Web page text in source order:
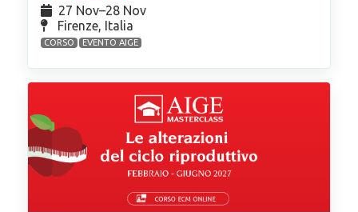
27 Nov⁠–28 Nov
Firenze, Italia
CORSO EVENTO AIGE